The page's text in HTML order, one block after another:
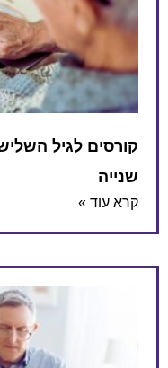
קורסים לגיל
שנייה
קרא עוד »